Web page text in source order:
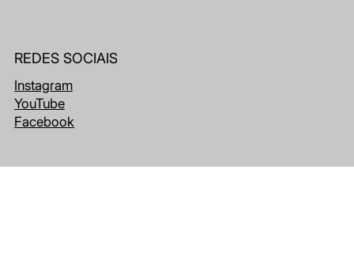
REDES SOCIAIS
Instagram
YouTube
Facebook